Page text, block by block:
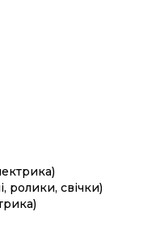
ролики, свічки)